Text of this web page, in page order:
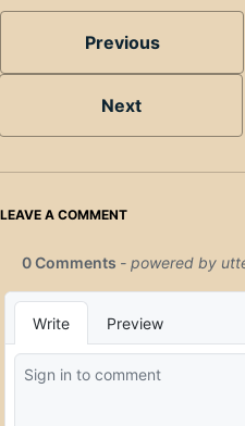
Previous
Next
LEAVE A COMMENT